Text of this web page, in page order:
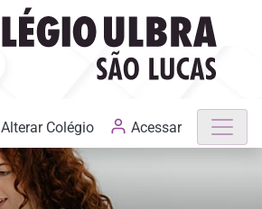
MATRÍCULAS ABERTAS
Alterar Colégio Acessar